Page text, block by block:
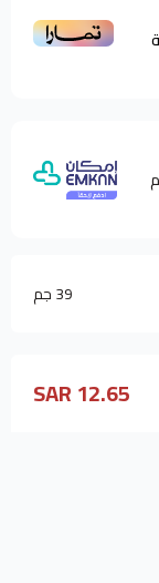
39 جم
12.65 SAR